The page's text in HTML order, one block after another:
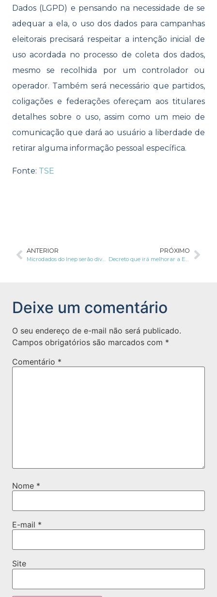
Dados (LGPD) e pensando na necessidade de se
adequar a ela, o uso dos dados para campanhas
eleitorais precisará respeitar a intenção inicial de
uso acordada no processo de coleta dos dados,
mesmo se recolhida por um controlador ou
operador. Também será necessário que partidos,
coligações e federações ofereçam aos titulares
detalhes sobre o uso, assim como um meio de
comunicação que dará ao usuário a liberdade de
retirar alguma informação pessoal específica.
Fonte: TSE
ANTERIOR
Microdados do Inep serão divulgados a partir de março
PRÓXIMO
Decreto que irá melhorar a Estratégia de Governo Digital durante 2020 a 2022 é publicado
Deixe um comentário
O seu endereço de e-mail não será publicado.
Campos obrigatórios são marcados com *
Comentário *
Nome *
E-mail *
Site